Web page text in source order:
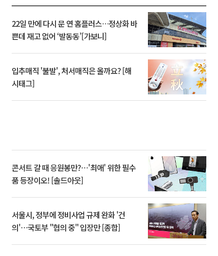
22일 만에 다시 문 연 홈플러스…정상화 바
쁜데 재고 없어 ‘발동동’[가보니]
입추매직 '불발', 처서매직은 올까요? [해
시태그]
콘서트 갈 때 응원봉만?⋯'최애' 위한 필수
품 등장이오! [솔드아웃]
서울시, 정부에 정비사업 규제 완화 '건
의'⋯국토부 "협의 중" 입장만 [종합]